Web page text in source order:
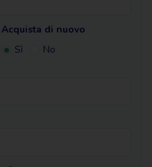
Acquista di nuovo
Sì
No